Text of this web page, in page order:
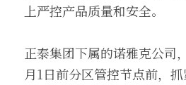
上严控产品质量和安全。
正泰集团下属的诺雅克公司
月1日前分区管控节点前，